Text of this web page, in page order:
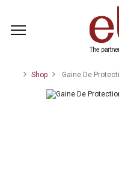
Shop Gaine De